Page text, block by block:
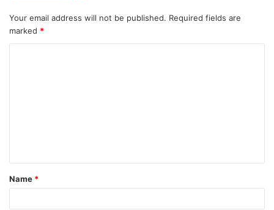
Your email address will not be published. Required fields are
marked *
t
*
Name *